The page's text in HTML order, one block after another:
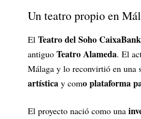
Un teatro propio en
El Teatro del Soho CaixaBank
antiguo Teatro Alameda. El
Málaga y lo reconvirtió en una
artística y como plataforma
El proyecto nació como una